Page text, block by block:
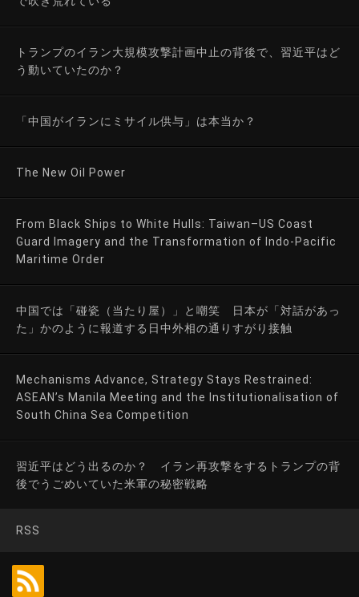
トランプのイラン大規模攻撃計画中止の背後で、習近平はど
う動いていたのか？
「中国がイランにミサイル供与」は本当か？
The New Oil Power
From Black Ships to White Hulls: Taiwan–US Coast
Guard Imagery and the Transformation of Indo-Pacific
Maritime Order
中国では「碰瓷（当たり屋）」と嘲笑 日本が「対話があっ
た」かのように報道する日中外相の通りすがり接触
Mechanisms Advance, Strategy Stays Restrained:
ASEAN’s Manila Meeting and the Institutionalisation of
South China Sea Competition
習近平はどう出るのか？ イラン再攻撃をするトランプの背
後でうごめいていた米軍の秘密戦略
RSS